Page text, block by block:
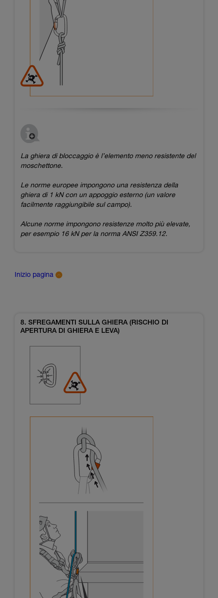
La ghiera di bloccaggio è l’elemento meno resistente del
moschettone.
Le norme europee impongono una resistenza della
ghiera di 1 kN con un appoggio esterno (un valore
facilmente raggiungibile sul campo).
Alcune norme impongono resistenze molto più elevate,
per esempio 16 kN per la norma ANSI Z359.12.
Inizio pagina
8. SFREGAMENTI SULLA GHIERA (RISCHIO DI
APERTURA DI GHIERA E LEVA)